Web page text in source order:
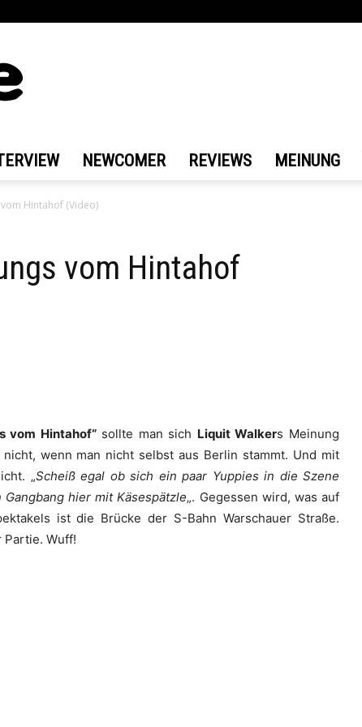
NEWCOMER REVIEWS MEINUNG
Hintahof (Video)
vom Hintahof
vom Hintahof“sollte man sich Liquit Walkers Meinung
wenn man nicht selbst aus Berlin stammt. Und mit
„Scheiß egal ob sich ein paar Yuppies in die Szene
hier mit Käsespätzle„. Gegessen wird, was auf
ist die Brücke der S-Bahn Warschauer Straße.
Partie. Wuff!